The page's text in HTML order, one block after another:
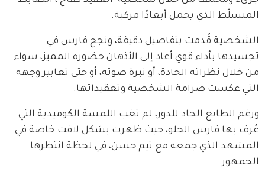
المتسلّط الذي يحمل أبعادًا مركبة.
الشخصية قُدمت بتفاصيل دقيقة، ونجح فارس في
تجسيدها بأداء قوي أعاد إلى الأذهان حضوره المميز، سواء
من خلال نظراته الحادة، أو نبرة صوته، أو حتى تعابير وجهه
التي عكست صرامة الشخصية وتعقيداتها.
ورغم الطابع الحاد للدور، لم تغب اللمسة الكوميدية التي
عُرف بها فارس الحلو، حيث ظهرت بشكل لافت خاصة في
المشهد الذي جمعه مع تيم حسن، في لحظة انتظرها
الجمهور.